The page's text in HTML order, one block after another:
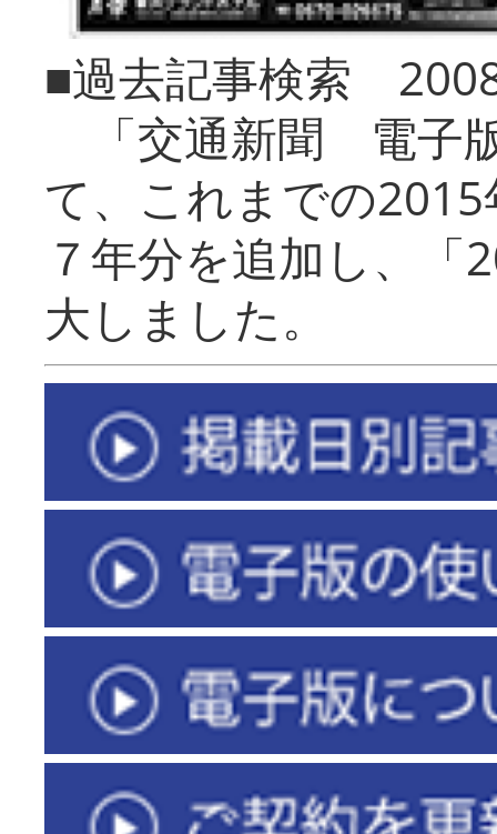
■過去記事検索
「交通新聞 電子
て、これまでの
７年分を追加し、「
大しまし